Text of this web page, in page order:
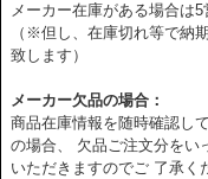
メーカー在庫がある場合は
（※但し、在庫切れ等で納
致します）
メーカー欠品の場合：
商品在庫情報を随時確認し
の場合、 欠品ご注文分をい
いただきますのでご 了承く